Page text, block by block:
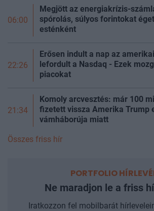
06:00
Megjött az energiakrízis-
spórolás, súlyos forintokat
esténként
22:26
Erősen indult a nap az
lefordult a Nasdaq - Ezek
piacokat
21:34
Komoly arcvesztés: már 100
fizetett vissza Amerika Trump
vámháborúja miatt
Összes friss hír
PORTFOLIO
Ne maradjon le a friss
Iratkozzon fel mobilbarát